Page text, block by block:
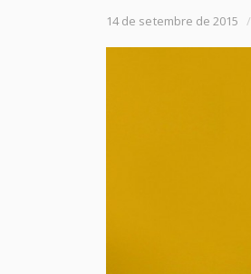
14 de setembre de 2015 /